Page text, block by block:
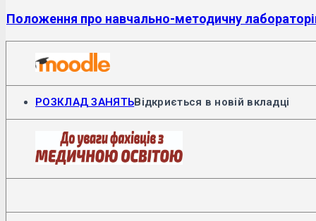
Положення про навчально-методичну
РОЗКЛАД ЗАНЯТЬВідкриється в новій вкладці